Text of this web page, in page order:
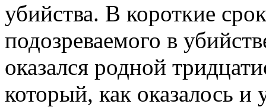
убийства. В короткие
подозреваемого в
оказался родной
который, как оказалось и